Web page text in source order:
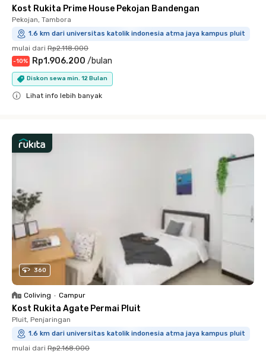
Kost Rukita Prime House Pekojan Bandengan
Pekojan, Tambora
1.6 km dari universitas katolik indonesia atma jaya kampus pluit
mulai dari Rp2.118.000
-10% Rp1.906.200 /bulan
Diskon sewa min. 12 Bulan
Lihat info lebih banyak
360
Coliving • Campur
Kost Rukita Agate Permai Pluit
Pluit, Penjaringan
1.6 km dari universitas katolik indonesia atma jaya kampus pluit
mulai dari Rp2.168.000